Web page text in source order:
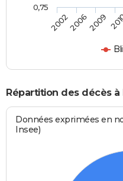
200220062009
0,75
Répartition des décès
Données exprimées en
Insee)